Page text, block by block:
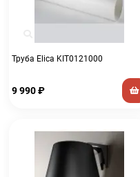
Труба Elica KIT0121000
9 990₽